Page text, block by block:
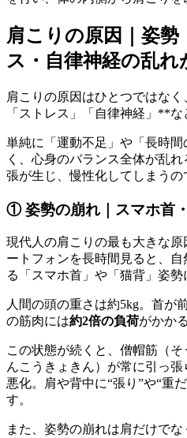
肩こりの原因｜姿勢
ス・自律神経の乱れ
肩こりの原因はひとつではな
「ストレス」「自律神経」**
単純に「運動不足」や「長時
く、心身のバランス全体が乱
張が生じ、慢性化してしまうの
① 姿勢の崩れ｜スマホ首
現代人の肩こりの最も大きな
ートフォンを長時間見ると、
る「スマホ首」や「猫背」姿勢
人間の頭の重さは約5kg。首が
の筋肉には約2倍の負荷がかか
この状態が続くと、僧帽筋（
んこうきょきん）が常に引っ
悪化。肩や背中に“張り”や“重
す。
また、姿勢の崩れは肩だけでな